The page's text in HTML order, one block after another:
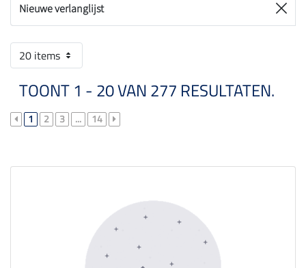
Nieuwe verlanglijst
20 items
TOONT 1 - 20 VAN 277 RESULTATEN.
1 2 3 ... 14